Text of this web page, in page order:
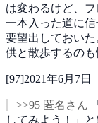
は変わるけど、
一本入った道に
要望出しておいた
供と散歩するのも
[97]2021年6月7日
>>95 匿名さん
してみよう！」